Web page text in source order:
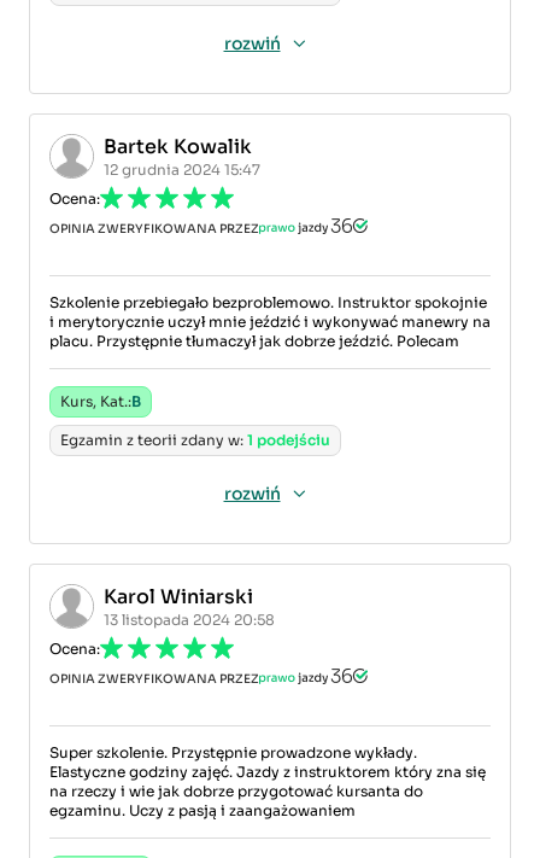
rozwiń
Bartek Kowalik
12 grudnia 2024 15:47
Ocena:
OPINIA ZWERYFIKOWANA PRZEZ
Szkolenie przebiegało bezproblemowo. Instruktor spokojnie
i merytorycznie uczył mnie jeździć i wykonywać manewry na
placu. Przystępnie tłumaczył jak dobrze jeździć. Polecam
Kurs, Kat.:B
Egzamin z teorii zdany w: 1 podejściu
rozwiń
Karol Winiarski
13 listopada 2024 20:58
Ocena:
OPINIA ZWERYFIKOWANA PRZEZ
Super szkolenie. Przystępnie prowadzone wykłady.
Elastyczne godziny zajęć. Jazdy z instruktorem który zna się
na rzeczy i wie jak dobrze przygotować kursanta do
egzaminu. Uczy z pasją i zaangażowaniem